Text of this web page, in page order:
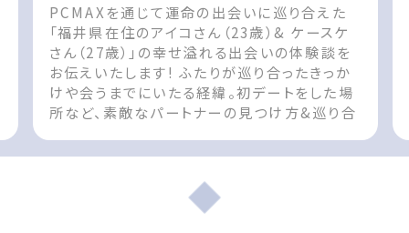
PCMAXを通じて運命の出会いに巡り合えた
「福井県在住のアイコさん（23歳）& ケースケ
さん（27歳）」の幸せ溢れる出会いの体験談を
お伝えいたします! ふたりが巡り合ったきっか
けや会うまでにいたる経緯。初デートをした場
所など、素敵なパートナーの見つけ方&巡り合
post 出会いの体験談 福井県 女性（23歳）
appeared on 出会いマッチングサイト